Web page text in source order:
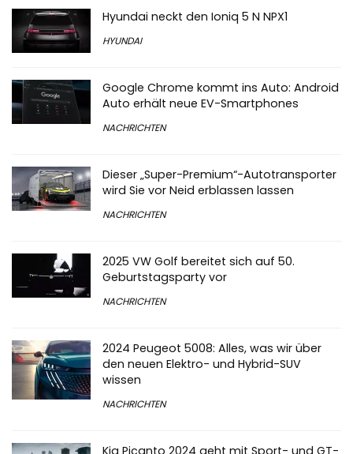
Hyundai neckt den Ioniq 5 N NPX1
HYUNDAI
Google Chrome kommt ins Auto: Android
Auto erhält neue EV-Smartphones
NACHRICHTEN
Dieser „Super-Premium“-Autotransporter
wird Sie vor Neid erblassen lassen
NACHRICHTEN
2025 VW Golf bereitet sich auf 50.
Geburtstagsparty vor
NACHRICHTEN
2024 Peugeot 5008: Alles, was wir über
den neuen Elektro- und Hybrid-SUV
wissen
NACHRICHTEN
Kia Picanto 2024 geht mit Sport- und GT-